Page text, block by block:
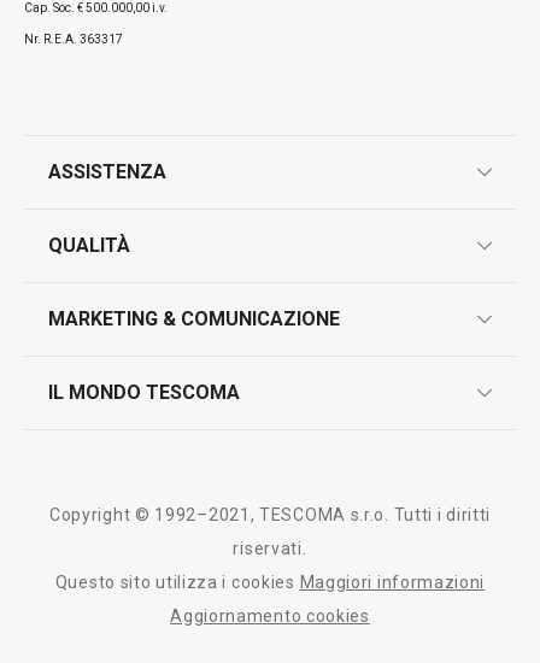
Cap. Soc. € 500.000,00 i.v.
Nr. R.E.A. 363317
ASSISTENZA
contatti
QUALITÀ
test sui prodotti
MARKETING & COMUNICAZIONE
IL MONDO TESCOMA
Tescoma nel mondo
Copyright © 1992–2021, TESCOMA s.r.o. Tutti i diritti
riservati.
Questo sito utilizza i cookies Maggiori informazioni
Aggiornamento cookies